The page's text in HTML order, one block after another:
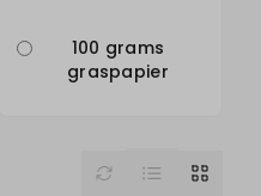
100 grams
graspapier
Reset List Grid